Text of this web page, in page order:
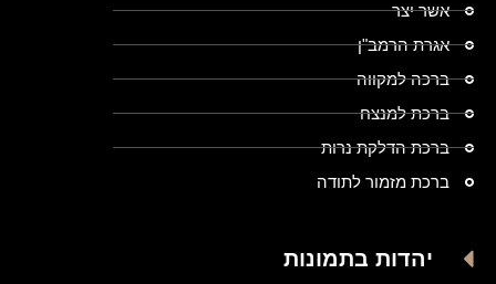
אשר יצר
אגרת הרמב"ן
ברכה למקווה
ברכת למנצח
ברכת הדלקת נרות
ברכת מזמור לתודה
יהדות בתמונות